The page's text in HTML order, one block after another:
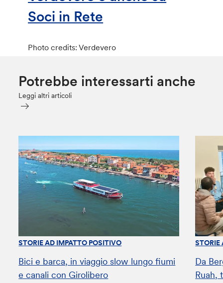
Soci in Rete
Photo credits: Verdevero
Potrebbe interessarti anche
Leggi altri articoli
STORIE AD IMPATTO POSITIVO
Bici e barca, in viaggio slow lungo fiumi
e canali con Girolibero
STORIE
Da
Ruah,